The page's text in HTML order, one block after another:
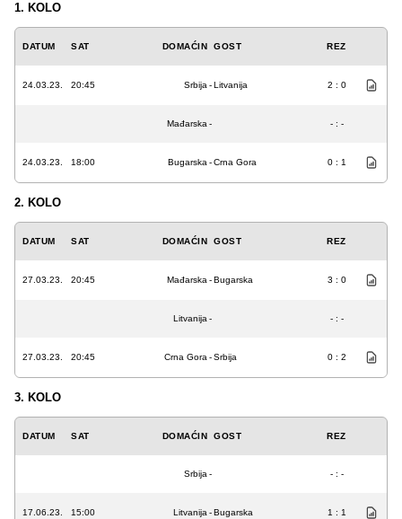
1. KOLO
DATUM SAT DOMAĆIN GOST REZ
24.03.23. 20:45 Srbija -Litvanija 2 : 0
Mađarska - - : -
24.03.23. 18:00 Bugarska -Crna Gora 0 : 1
2. KOLO
DATUM SAT DOMAĆIN GOST REZ
27.03.23. 20:45 Mađarska -Bugarska 3 : 0
Litvanija - - : -
27.03.23. 20:45 Crna Gora -Srbija 0 : 2
3. KOLO
DATUM SAT DOMAĆIN GOST REZ
Srbija - - : -
17.06.23. 15:00 Litvanija -Bugarska 1 : 1